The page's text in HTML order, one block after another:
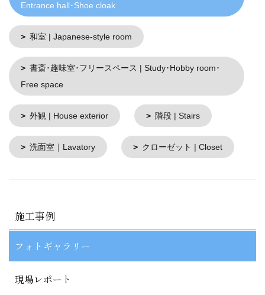
Entrance hall･Shoe cloak
和室 | Japanese-style room
書斎･趣味室･フリースペース | Study･Hobby room･
Free space
外観 | House exterior 階段 | Stairs
洗面室｜Lavatory クローゼット | Closet
施工事例
フォトギャラリー
現場レポート